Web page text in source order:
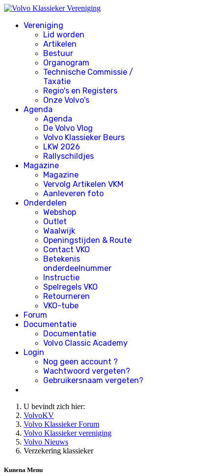
Vereniging
Lid worden
Artikelen
Bestuur
Organogram
Technische Commissie /
Taxatie
Regio's en Registers
Onze Volvo's
Agenda
Agenda
De Volvo Vlog
Volvo Klassieker Beurs
LKW 2026
Rallyschildjes
Magazine
Magazine
Vervolg Artikelen VKM
Aanleveren foto
Onderdelen
Webshop
Outlet
Waalwijk
Openingstijden & Route
Contact VKO
Betekenis
onderdeelnummer
Instructie
Spelregels VKO
Retourneren
VKO-tube
Forum
Documentatie
Documentatie
Volvo Classic Academy
Login
Nog geen account ?
Wachtwoord vergeten?
Gebruikersnaam vergeten?
U bevindt zich hier:
VolvoKV
Volvo Klassieker Forum
Volvo Klassieker vereniging
Volvo Nieuws
Verzekering klassieker
Kunena Menu